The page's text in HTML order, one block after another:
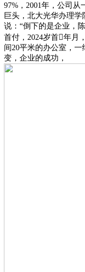
97%，2001年，公司
巨头，北大光华办理
说：“倒下的是企业，
首付，2024岁首年月
间20平米的办公室，
变，企业的成功，